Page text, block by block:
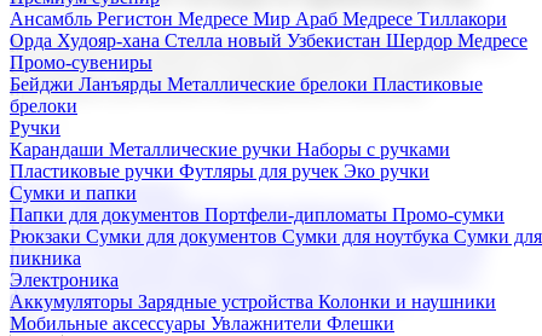
Ансамбль Регистон Медресе Мир Араб Медресе Тиллакори
Орда Худояр-хана Стелла новый Узбекистан Шердор Медресе
Промо-сувениры
Бейджи Ланъярды Металлические брелоки Пластиковые
брелоки
Ручки
Карандаши Металлические ручки Наборы с ручками
Пластиковые ручки Футляры для ручек Эко ручки
Сумки и папки
Папки для документов Портфели-дипломаты Промо-сумки
Рюкзаки Сумки для документов Сумки для ноутбука Сумки для
пикника
Электроника
Аккумуляторы Зарядные устройства Колонки и наушники
Мобильные аксессуары Увлажнители Флешки
Мы предлагаем широкий выбор корпоративных подарков и
сувениров с логотипом. В нашем каталоге вы найдете
продукцию для бизнеса, мероприятия и клиентов.
Подарочные наборы
Бизнес наборыКофейные наборы Кошельки
Наборы из кожиНаборы ручекНаборы с аккумуляторами
Наборы с бутылками для воды
Наборы с ежедневниками
Наборы с кружками
флешкамиНовогодние наборыЧайные наборы